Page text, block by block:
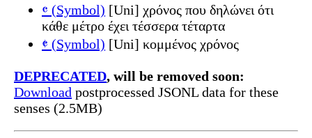
𝄴 (Symbol) [Uni] χρόνος που δηλώνει ότι
κάθε μέτρο έχει τέσσερα τέταρτα
𝄵 (Symbol) [Uni] κομμένος χρόνος
DEPRECATED, will be removed soon:
Download postprocessed JSONL data for these
senses (2.5MB)